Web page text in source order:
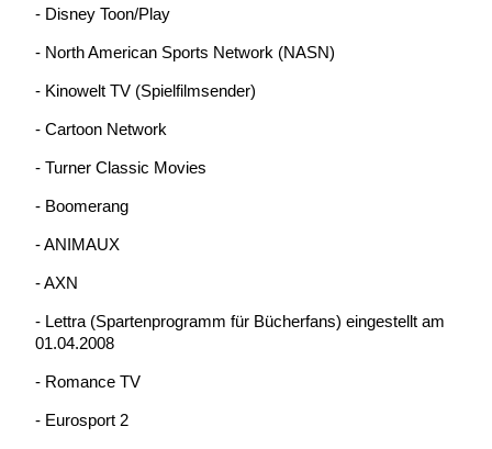
- Disney Toon/Play
- North American Sports Network (NASN)
- Kinowelt TV (Spielfilmsender)
- Cartoon Network
- Turner Classic Movies
- Boomerang
- ANIMAUX
- AXN
- Lettra (Spartenprogramm für Bücherfans) eingestellt am
01.04.2008
- Romance TV
- Eurosport 2